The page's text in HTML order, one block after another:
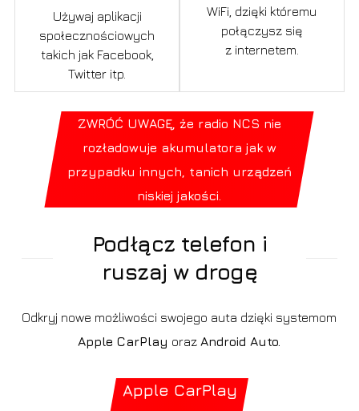
Używaj aplikacji
społecznościowych
takich jak Facebook,
Twitter itp.
WiFi, dzięki któremu
połączysz się
z internetem.
ZWRÓĆ UWAGĘ, że radio NCS nie
rozładowuje akumulatora jak w
przypadku innych, tanich urządzeń
niskiej jakości.
Podłącz telefon i
ruszaj w drogę
Odkryj nowe możliwości swojego auta dzięki systemom
Apple CarPlay oraz Android Auto.
Apple CarPlay